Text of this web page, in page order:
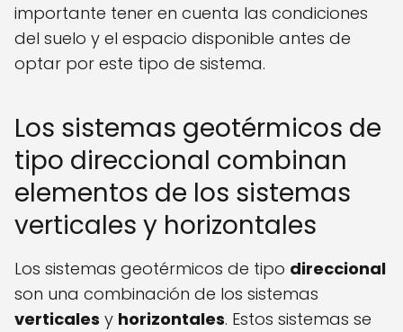
importante tener en cuenta las condiciones
del suelo y el espacio disponible antes de
optar por este tipo de sistema.
Los sistemas geotérmicos de
tipo direccional combinan
elementos de los sistemas
verticales y horizontales
Los sistemas geotérmicos de tipo direccional
son una combinación de los sistemas
verticales y horizontales. Estos sistemas se